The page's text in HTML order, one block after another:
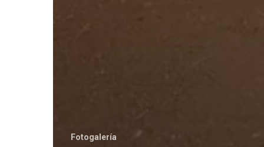
Fotogalería